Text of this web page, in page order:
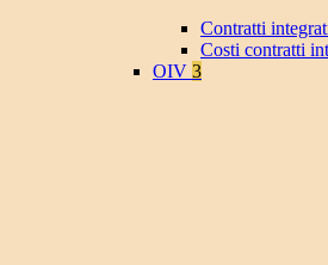
Contratti
Costi contratti
OIV 3